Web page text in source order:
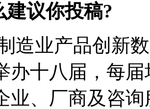
建议你投稿?
造业产品创新
办十八届，每
业、厂商及咨